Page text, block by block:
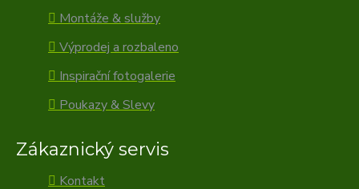
Montáže & služby
Výprodej a rozbaleno
Inspirační fotogalerie
Poukazy & Slevy
Zákaznický servis
Kontakt